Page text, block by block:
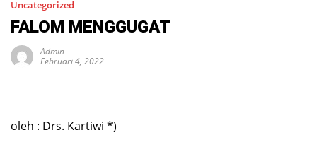
Uncategorized
FALOM MENGGUGAT
Admin
Februari 4, 2022
oleh : Drs. Kartiwi *)